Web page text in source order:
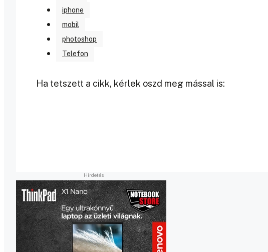
iphone
mobil
photoshop
Telefon
Ha tetszett a cikk, kérlek oszd meg mással is: